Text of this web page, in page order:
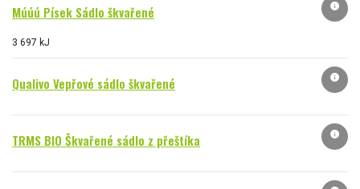
Múúú Písek Sádlo škvařené
3 697 kJ
info
Qualivo Vepřové sádlo škvařené info
TRMS BIO Škvařené sádlo z přeštíka info